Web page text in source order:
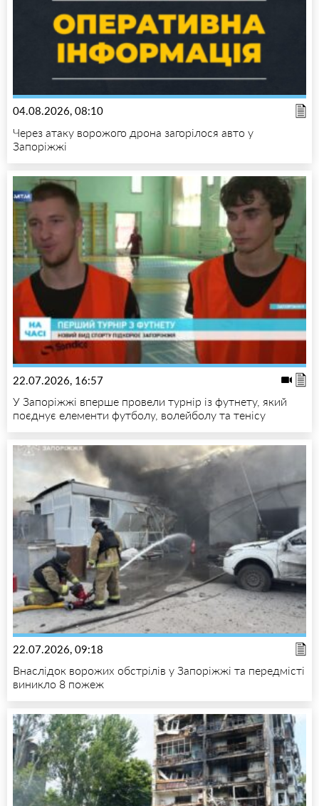
04.08.2026, 08:10
Через атаку ворожого дрона загорілося авто у
Запоріжжі
22.07.2026, 16:57
У Запоріжжі вперше провели турнір із футнету, який
поєднує елементи футболу, волейболу та тенісу
22.07.2026, 09:18
Внаслідок ворожих обстрілів у Запоріжжі та передмісті
виникло 8 пожеж